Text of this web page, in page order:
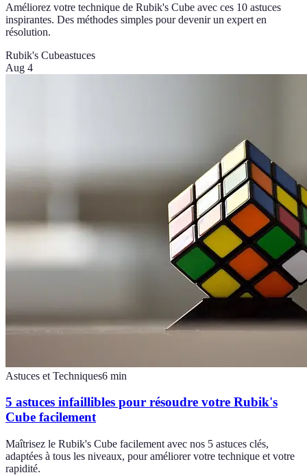
Améliorez votre technique de Rubik's Cube avec ces 10 astuces
inspirantes. Des méthodes simples pour devenir un expert en
résolution.
Rubik's Cubeastuces
Aug 4
Astuces et Techniques6 min
5 astuces infaillibles pour résoudre votre Rubik's
Cube facilement
Maîtrisez le Rubik's Cube facilement avec nos 5 astuces clés,
adaptées à tous les niveaux, pour améliorer votre technique et votre
rapidité.